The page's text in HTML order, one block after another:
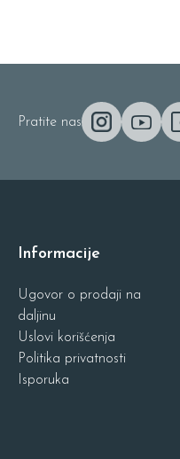
Pratite nas
Informacije
Ugovor o prodaji na
daljinu
Uslovi korišćenja
Politika privatnosti
Isporuka